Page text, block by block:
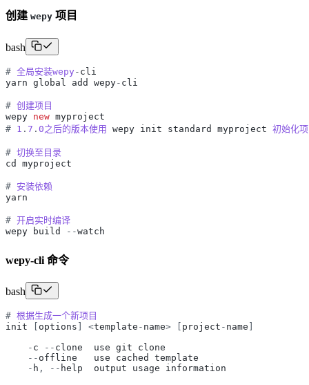
创建 wepy 项目
bash
# 全局安装wepy - cli
yarn global add wepy- cli
# 创建项目
wepy new myproject
# 1 . 7 . 0之后的版本使用 wepy init standard myproject 初始化
# 切换至目录
cd
myproject
# 安装依赖
yarn
# 开启实时编译
wepy
build - -watch
wepy-cli 命令
bash
# 根据生成一个新项目
init
options <template - name> project - name
- c - - clone use git
clone
- - offline use cached
template
- h , - - help output usage information